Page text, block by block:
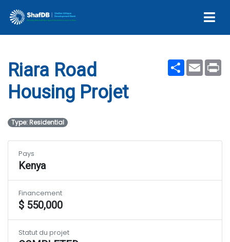
Riara Road Housing Projet
ShareEmail
Riara Road
Housing Projet
Type: Residential
Pays
Kenya
Financement
$ 550,000
Statut du projet